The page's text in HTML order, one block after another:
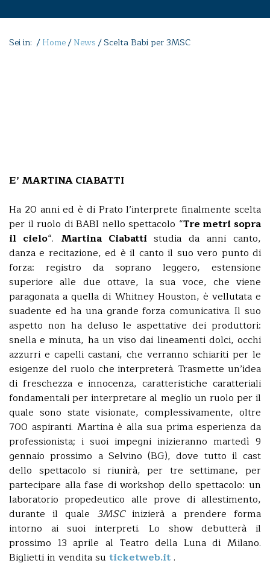
Sei in: /Home/News /Scelta Babi per 3MSC
E’ MARTINA CIABATTI
Ha 20 anni ed è di Prato l’interprete finalmente scelta
per il ruolo di BABI nello spettacolo “Tre metri sopra
il cielo“. Martina Ciabattistudia da anni canto,
danza e recitazione, ed è il canto il suo vero punto di
forza: registro da soprano leggero, estensione
superiore alle due ottave, la sua voce, che viene
paragonata a quella di Whitney Houston, è vellutata e
suadente ed ha una grande forza comunicativa. Il suo
aspetto non ha deluso le aspettative dei produttori:
snella e minuta, ha un viso dai lineamenti dolci, occhi
azzurri e capelli castani, che verranno schiariti per le
esigenze del ruolo che interpreterà. Trasmette un’idea
di freschezza e innocenza, caratteristiche caratteriali
fondamentali per interpretare al meglio un ruolo per il
quale sono state visionate, complessivamente, oltre
700 aspiranti. Martina è alla sua prima esperienza da
professionista; i suoi impegni inizieranno martedì 9
gennaio prossimo a Selvino (BG), dove tutto il cast
dello spettacolo si riunirà, per tre settimane, per
partecipare alla fase di workshop dello spettacolo: un
laboratorio propedeutico alle prove di allestimento,
durante il quale 3MSCinizierà a prendere forma
intorno ai suoi interpreti. Lo show debutterà il
prossimo 13 aprile al Teatro della Luna di Milano.
Biglietti in vendita su ticketweb.it .